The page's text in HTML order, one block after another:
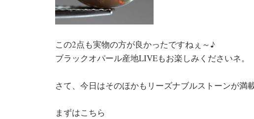
この2点も実物の方が良かったですねぇ～♪
ブラックオパール産地LIVEもお楽しみくださいネ。
さて、今日はそのほかもリーズナブルストーンが満
まずはこちら